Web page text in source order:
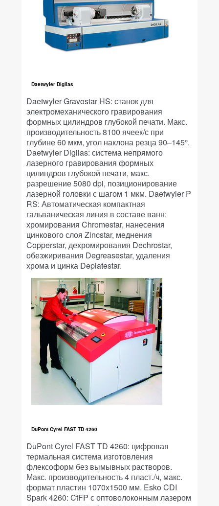
Daetwyler Digilas
Daetwyler Gravostar HS: станок для
электромеханического гравирования
формных цилиндров глубокой печати. Макс.
производительность 8100 ячеек/с при
глубине 60 мкм, угол наклона резца 90–145°.
Daetwyler Digilas: система непрямого
лазерного гравирования формных
цилиндров глубокой печати, макс.
разрешение 5080 dpi, позиционирование
лазерной головки с шагом 1 мкм. Daetwyler P
RS: Автоматическая компактная
гальваническая линия в составе ванн:
хромирования Chromestar, нанесения
цинкового слоя Zincstar, меднения
Copperstar, дехромирования Dechrostar,
обезжиривания Degreasestar, удаления
хрома и цинка Deplatestar.
DuPont Cyrel FAST TD 4260
DuPont Cyrel FAST TD 4260: цифровая
термальная система изготовления
флексоформ без вымывных растворов.
Макс. производительность 4 пласт./ч, макс.
формат пластин 1070х1500 мм. Esko CDI
Spark 4260: CtFP с оптоволоконным лазером